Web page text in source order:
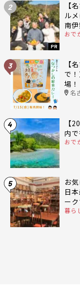
2
PR
【
ル
南
おで
3
【
で
場！
名
4
【
内
おで
5
お
日
ー
暮ら